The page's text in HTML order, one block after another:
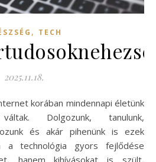
, TECH
2025.11.18.
Dolgozunk, tanulunk,
és akár pihenünk is ezek
a technológia gyors fejlődése
hanem kihívásokat is szült,